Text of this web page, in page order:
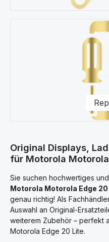
Original Displays,
für Motorola
Sie suchen hochwertiges
Motorola Motorola Edge
genau richtig! Als
Auswahl an Original-
weiterem Zubehör – perfekt
Motorola Edge 20 Lite.